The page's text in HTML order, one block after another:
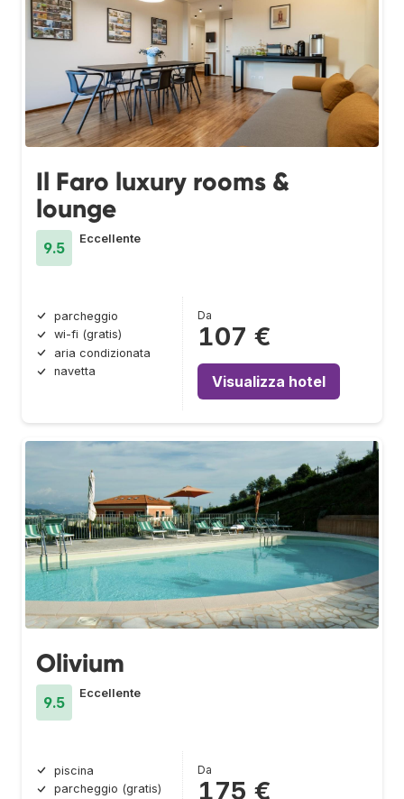
Il Faro luxury rooms &
lounge
9.5
Eccellente
parcheggio
wi-fi (gratis)
aria condizionata
navetta
Da
107 €
Visualizza hotel
Olivium
9.5
Eccellente
piscina
parcheggio (gratis)
Da
175 €